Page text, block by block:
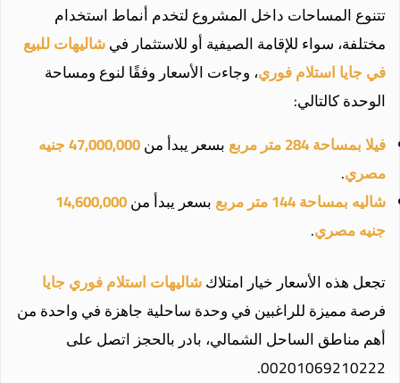
تتنوع المساحات داخل المشروع لتخدم أنماط استخدام
مختلفة، سواء للإقامة الصيفية أو للاستثمار فيشاليهات للبيع
في جايا استلام فوري، وجاءت الأسعار وفقًا لنوع ومساحة
الوحدة كالتالي:
فيلا بمساحة 284 متر مربع
بسعر يبدأ من
47,000,000 جنيه
مصري.
شاليه بمساحة 144 متر مربع
بسعر يبدأ من14,600,000
جنيه مصري.
تجعل هذه الأسعار خيار امتلاكشاليهات استلام فوري جايا
فرصة مميزة للراغبين في وحدة ساحلية جاهزة في واحدة من
أهم مناطق الساحل الشمالي، بادر بالحجز اتصل على
00201069210222.